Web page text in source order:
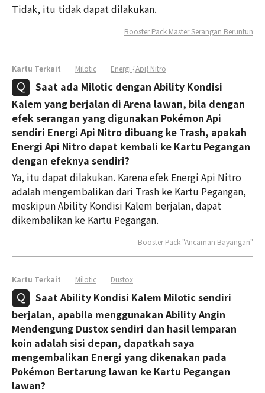
Tidak, itu tidak dapat dilakukan.
Booster Pack Master Serangan Beruntun
Kartu Terkait Milotic Energi {Api} Nitro
Saat ada Milotic dengan Ability Kondisi
Kalem yang berjalan di Arena lawan, bila dengan
efek serangan yang digunakan Pokémon Api
sendiri Energi Api Nitro dibuang ke Trash, apakah
Energi Api Nitro dapat kembali ke Kartu Pegangan
dengan efeknya sendiri?
Ya, itu dapat dilakukan. Karena efek Energi Api Nitro
adalah mengembalikan dari Trash ke Kartu Pegangan,
meskipun Ability Kondisi Kalem berjalan, dapat
dikembalikan ke Kartu Pegangan.
Booster Pack "Ancaman Bayangan"
Kartu Terkait Milotic Dustox
Saat Ability Kondisi Kalem Milotic sendiri
berjalan, apabila menggunakan Ability Angin
Mendengung Dustox sendiri dan hasil lemparan
koin adalah sisi depan, dapatkah saya
mengembalikan Energi yang dikenakan pada
Pokémon Bertarung lawan ke Kartu Pegangan
lawan?